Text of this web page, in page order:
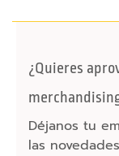
a
e
u
¿Quieres
Déjanos tu
las